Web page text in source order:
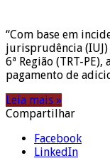
“Com base em
jurisprudência
6ª Região (TRT-
pagamento de
Leia mais »
Compartilhar
Facebook
LinkedIn